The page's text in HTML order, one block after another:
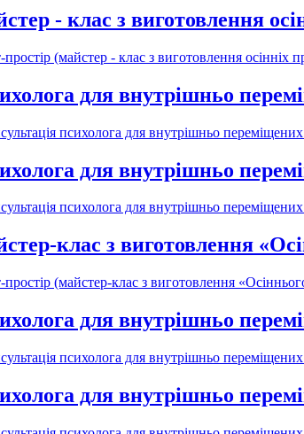
- клас з виготовлення
(майстер - клас з виготовлення осінніх
для внутрішньо
психолога для внутрішньо переміщених
для внутрішньо
психолога для внутрішньо переміщених
клас з виготовлення
(майстер-клас з виготовлення
для внутрішньо
психолога для внутрішньо переміщених
для внутрішньо